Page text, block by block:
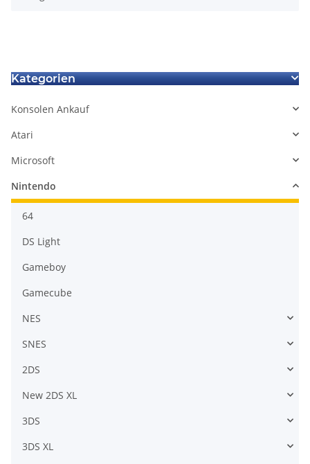
Kategorien
Konsolen Ankauf
Atari
Microsoft
Nintendo
64
DS Light
Gameboy
Gamecube
NES
SNES
2DS
New 2DS XL
3DS
3DS XL